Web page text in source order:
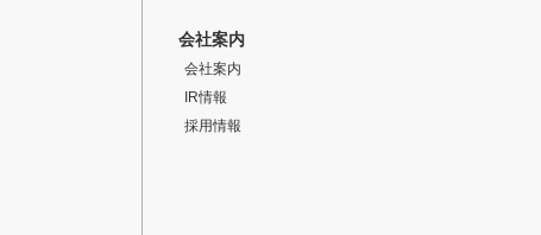
会社案内
会社案内
IR情報
採用情報